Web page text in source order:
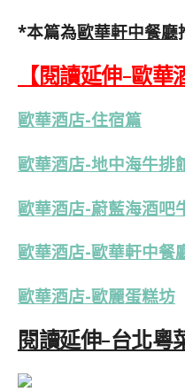
*本篇為歐華軒中餐廳
【閱讀延伸-歐華
歐華酒店-住宿篇
歐華酒店-地中海牛排
歐華酒店-蔚藍海酒吧
歐華酒店-歐華軒中餐
歐華酒店-歐麗蛋糕坊
閱讀延伸-台北粵